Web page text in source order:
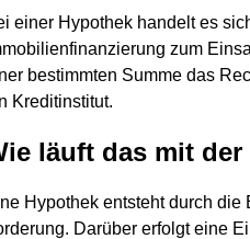
einer Hypothek handelt es
zum
bestimmten Summe das
Kreditinstitut.
läuft das mit
Hypothek entsteht durch
Darüber erfolgt eine